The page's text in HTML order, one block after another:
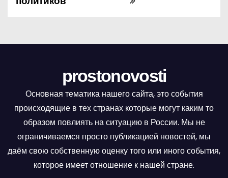
в
г
и
я
п
prostonovosti
Основная тематика нашего сайта, это события
происходящие в тех странах которые могут каким то
образом повлиять на ситуацию в России. Мы не
ограничиваемся просто публикацией новостей, мы
даём свою собственную оценку того или иного события,
которое имеет отношение к нашей стране.